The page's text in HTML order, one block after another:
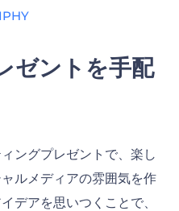
ゼントを手配
ングプレゼントで、楽し
ルメディアの雰囲気を作
デアを思いつくことで、